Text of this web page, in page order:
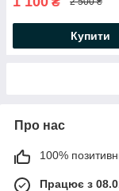
Купити
Про нас
100%
Працює з